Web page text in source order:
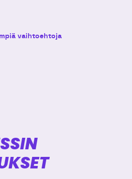
vaihtoehtoja